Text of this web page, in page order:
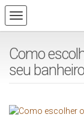
Como
seu banheiro